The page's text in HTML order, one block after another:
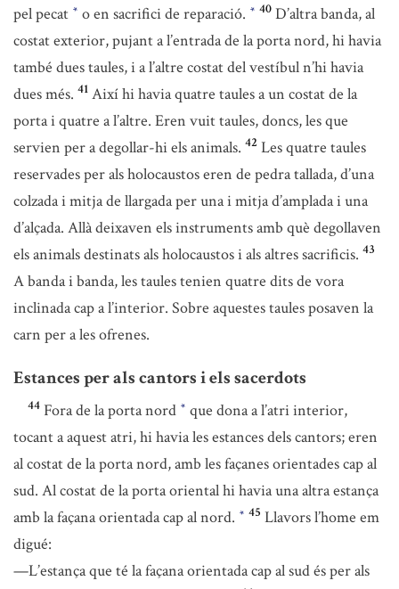
pel pecat * o en sacrifici de reparació. * 40 D’altra banda, al
costat exterior, pujant a l’entrada de la porta nord, hi havia
també dues taules, i a l’altre costat del vestíbul n’hi havia
dues més. 41 Així hi havia quatre taules a un costat de la
porta i quatre a l’altre. Eren vuit taules, doncs, les que
servien per a degollar-hi els animals. 42 Les quatre taules
reservades per als holocaustos eren de pedra tallada, d’una
colzada i mitja de llargada per una i mitja d’amplada i una
d’alçada. Allà deixaven els instruments amb què degollaven
els animals destinats als holocaustos i als altres sacrificis. 43
A banda i banda, les taules tenien quatre dits de vora
inclinada cap a l’interior. Sobre aquestes taules posaven la
carn per a les ofrenes.
Estances per als cantors i els sacerdots
44 Fora de la porta nord * que dona a l’atri interior,
tocant a aquest atri, hi havia les estances dels cantors; eren
al costat de la porta nord, amb les façanes orientades cap al
sud. Al costat de la porta oriental hi havia una altra estança
amb la façana orientada cap al nord. * 45 Llavors l’home em
digué:
—L’estança que té la façana orientada cap al sud és per als